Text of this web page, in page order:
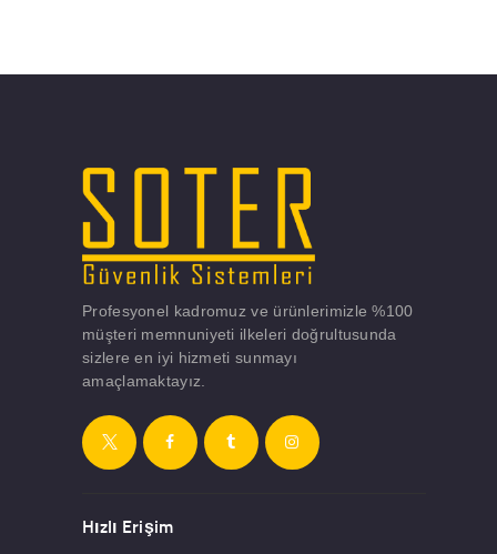
Profesyonel kadromuz ve ürünlerimizle %100
müşteri memnuniyeti ilkeleri doğrultusunda
sizlere en iyi hizmeti sunmayı
amaçlamaktayız.
Hızlı Erişim